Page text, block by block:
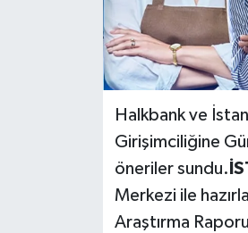
Halkbank ve
Girişimciliğine
öneriler sundu.
Merkezi ile
Araştırma